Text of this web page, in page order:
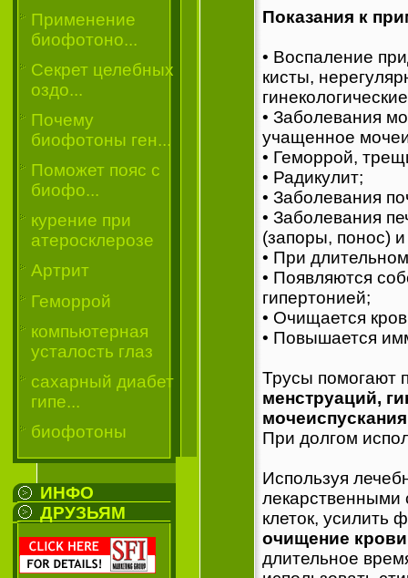
Применение
биофотоно...
Секрет целебных
оздо...
Почему
биофотоны ген...
Поможет пояс с
биофо...
курение при
атеросклерозе
Артрит
Геморрой
компьютерная
усталость глаз
сахарный диабет
гипе...
биофотоны
ИНФО
ДРУЗЬЯМ
Показания к
• Воспаление
кисты,
• Заболевания
учащенное
• Геморрой,
• Радикулит;
• Заболевания
• Заболевания
(запоры, понос) и
• При
• Появляются
гипертонией;
• Очищается
• Повышается
Трусы помогают
менструаций,
При долгом
Используя
лекарственными
клеток, усилить
очищение крови
длительное